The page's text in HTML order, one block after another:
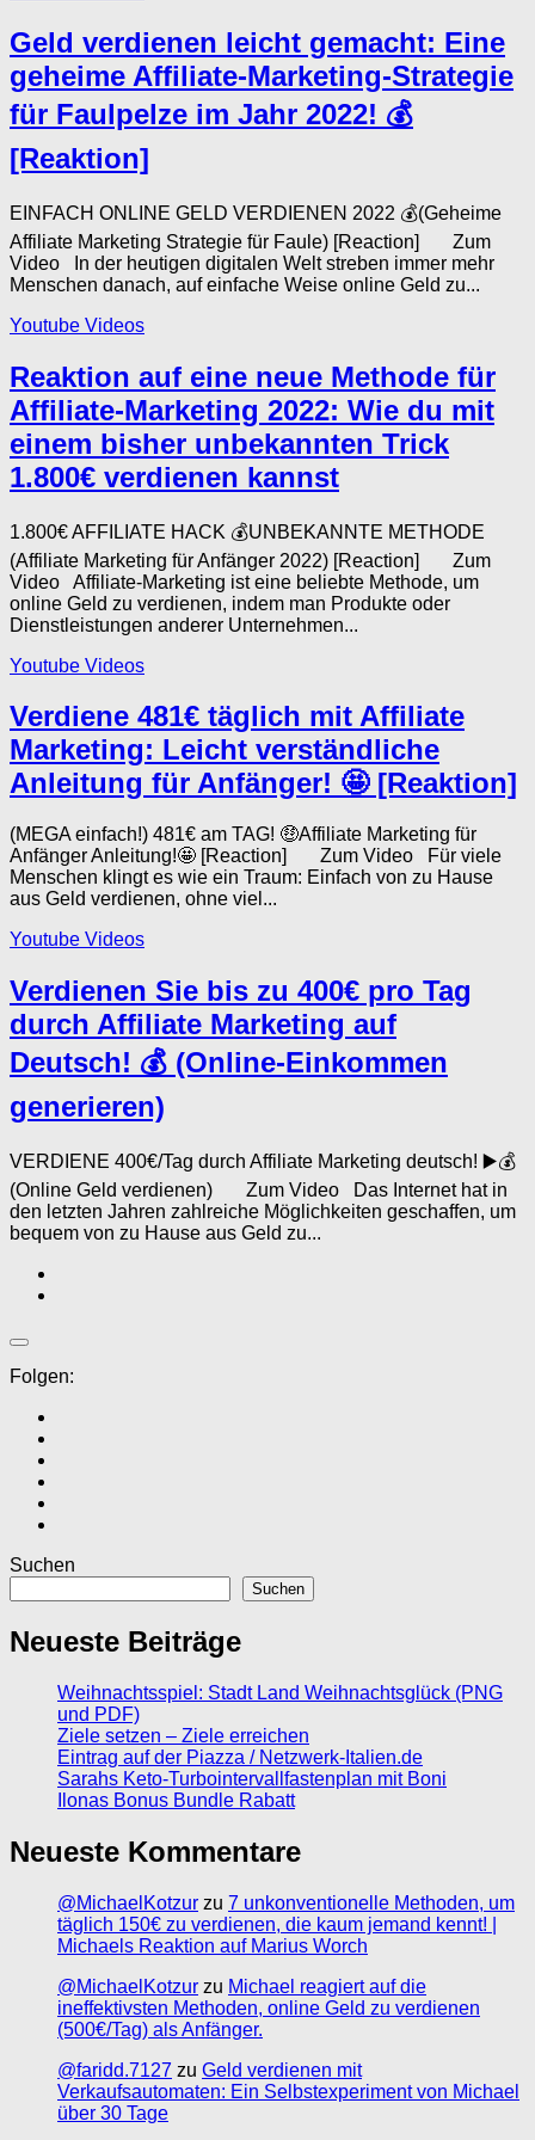
Geld verdienen leicht gemacht: Eine
geheime Affiliate-Marketing-Strategie
für Faulpelze im Jahr 2022! 💰
[Reaktion]
EINFACH ONLINE GELD VERDIENEN 2022 💰(Geheime
Affiliate Marketing Strategie für Faule) [Reaction] Zum
Video In der heutigen digitalen Welt streben immer mehr
Menschen danach, auf einfache Weise online Geld zu...
Youtube Videos
Reaktion auf eine neue Methode für
Affiliate-Marketing 2022: Wie du mit
einem bisher unbekannten Trick
1.800€ verdienen kannst
1.800€ AFFILIATE HACK 💰UNBEKANNTE METHODE
(Affiliate Marketing für Anfänger 2022) [Reaction] Zum
Video Affiliate-Marketing ist eine beliebte Methode, um
online Geld zu verdienen, indem man Produkte oder
Dienstleistungen anderer Unternehmen...
Youtube Videos
Verdiene 481€ täglich mit Affiliate
Marketing: Leicht verständliche
Anleitung für Anfänger! 🤩 [Reaktion]
(MEGA einfach!) 481€ am TAG! 🤑Affiliate Marketing für
Anfänger Anleitung!🤩 [Reaction] Zum Video Für viele
Menschen klingt es wie ein Traum: Einfach von zu Hause
aus Geld verdienen, ohne viel...
Youtube Videos
Verdienen Sie bis zu 400€ pro Tag
durch Affiliate Marketing auf
Deutsch! 💰 (Online-Einkommen
generieren)
VERDIENE 400€/Tag durch Affiliate Marketing deutsch! ▶️💰
(Online Geld verdienen) Zum Video Das Internet hat in
den letzten Jahren zahlreiche Möglichkeiten geschaffen, um
bequem von zu Hause aus Geld zu...
Folgen:
Suchen
Suchen
Neueste Beiträge
Weihnachtsspiel: Stadt Land Weihnachtsglück (PNG
und PDF)
Ziele setzen – Ziele erreichen
Eintrag auf der Piazza / Netzwerk-Italien.de
Sarahs Keto-Turbointervallfastenplan mit Boni
Ilonas Bonus Bundle Rabatt
Neueste Kommentare
@MichaelKotzur zu 7 unkonventionelle Methoden, um
täglich 150€ zu verdienen, die kaum jemand kennt! |
Michaels Reaktion auf Marius Worch
@MichaelKotzur zu Michael reagiert auf die
ineffektivsten Methoden, online Geld zu verdienen
(500€/Tag) als Anfänger.
@faridd.7127 zu Geld verdienen mit
Verkaufsautomaten: Ein Selbstexperiment von Michael
über 30 Tage